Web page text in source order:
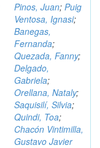
Pinos, Juan; Puig
Ventosa, Ignasi;
Banegas,
Fernanda;
Quezada, Fanny;
Delgado,
Gabriela;
Orellana, Nataly;
Saquisilí, Silvia;
Quindi, Toa;
Chacón Vintimilla,
Gustavo Javier